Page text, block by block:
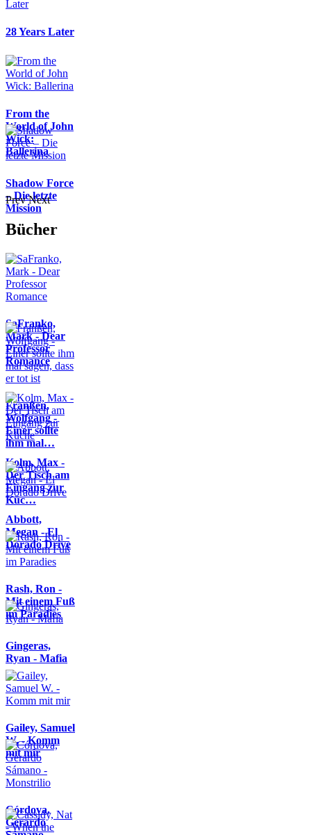
28 Years Later
From the
World of John
Wick:
Ballerina
Shadow Force
– Die letzte
Mission
Prev Next
Bücher
SaFranko,
Mark - Dear
Professor
Romance
Franßen,
Wolfgang -
Einer sollte
ihm mal…
Kolm, Max -
Der Tisch am
Eingang zur
Küc…
Abbott,
Megan - El
Dorado Drive
Rash, Ron -
Mit einem Fuß
im Paradies
Gingeras,
Ryan - Mafia
Gailey, Samuel
W. - Komm
mit mir
Córdova,
Gerardo